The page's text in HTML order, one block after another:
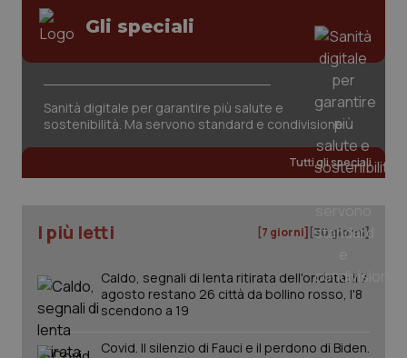
Gli speciali
Sanità digitale per garantire più salute e
sostenibilità. Ma servono standard e condivisione
Tutti gli speciali
I più letti [7 giorni] [30 giorni]
Caldo, segnali di lenta ritirata dell'ondata: il 7
agosto restano 26 città da bollino rosso, l'8
scendono a 19
Covid. Il silenzio di Fauci e il perdono di Biden.
.quotidianosanita.it